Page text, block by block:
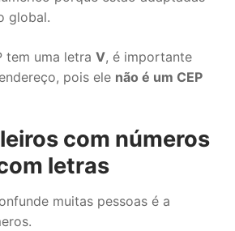
global.
tem uma letra V, é importante
pois ele não é um CEP
com números
letras
muitas pessoas é a